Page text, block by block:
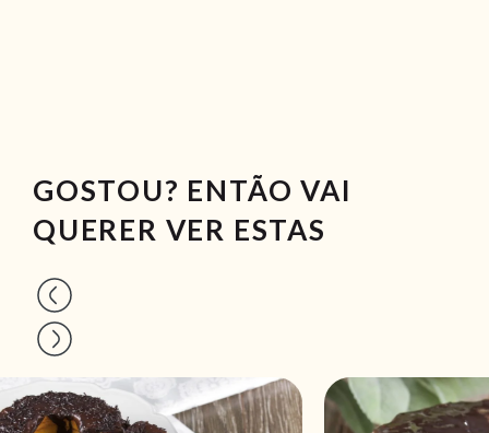
GOSTOU? ENTÃO VAI
QUERER VER ESTAS